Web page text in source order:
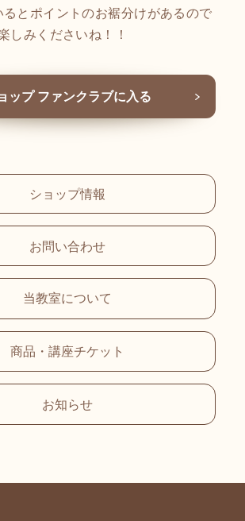
とポイントのお裾分けがあるので
しみくださいね！！
ップ ファンクラブに入る
ショップ情報
お問い合わせ
当教室について
商品・講座チケット
お知らせ